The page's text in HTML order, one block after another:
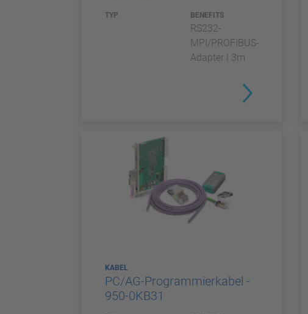
TYP BENEFITS
RS232-
MPI/PROFIBUS-
Adapter | 3m
KABEL
PC/AG-Programmierkabel -
950-0KB31